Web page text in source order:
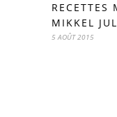
RECETTES
MIKKEL
5 AOÛT 2015